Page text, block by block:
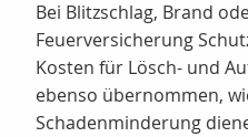
Bei Blitzschlag, Brand
Feuerversicherung
Kosten für Lösch- und
ebenso übernommen,
Schadenminderung